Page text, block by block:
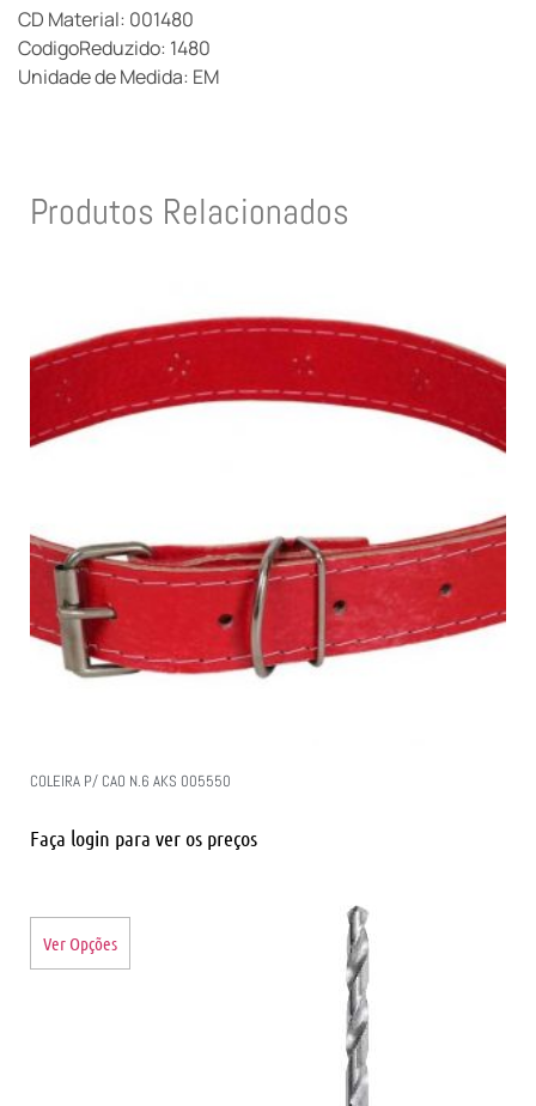
CD Material: 001480
CodigoReduzido: 1480
Unidade de Medida: EM
Produtos Relacionados
COLEIRA P/ CAO N.6 AKS 005550
Faça login para ver os preços
Ver Opções